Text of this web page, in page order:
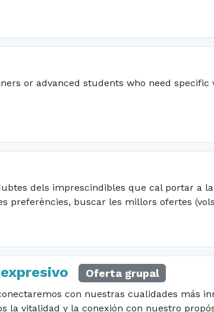
or advanced students who need
dels imprescindibles que cal portar a
preferències, buscar les millors ofertes
Oferta grupal
con nuestras cualidades más
la vitalidad y la conexión con nuestro